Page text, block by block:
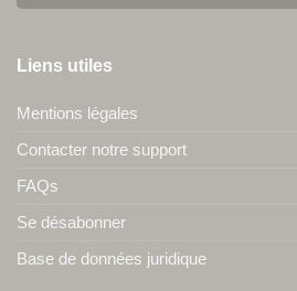
Liens utiles
Mentions légales
Contacter notre support
FAQs
Se désabonner
Base de données juridique